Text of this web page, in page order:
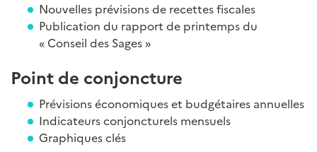
Nouvelles prévisions de recettes fiscales
Publication du rapport de printemps du
« Conseil des Sages »
Point de conjoncture
Prévisions économiques et budgétaires annuelles
Indicateurs conjoncturels mensuels
Graphiques clés